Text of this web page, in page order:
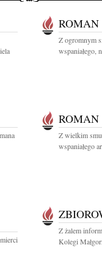
Z ogromnym
wspaniałego,
Z wielkim
wspaniałego
Z żalem
Kolegi